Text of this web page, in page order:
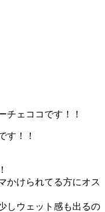
チェココです！！
す！！
かけられてる方にオス
しウェット感も出るの